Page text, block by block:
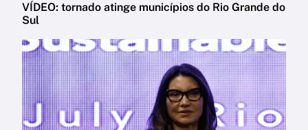
VÍDEO: tornado atinge municípios do Rio Grande do
Sul